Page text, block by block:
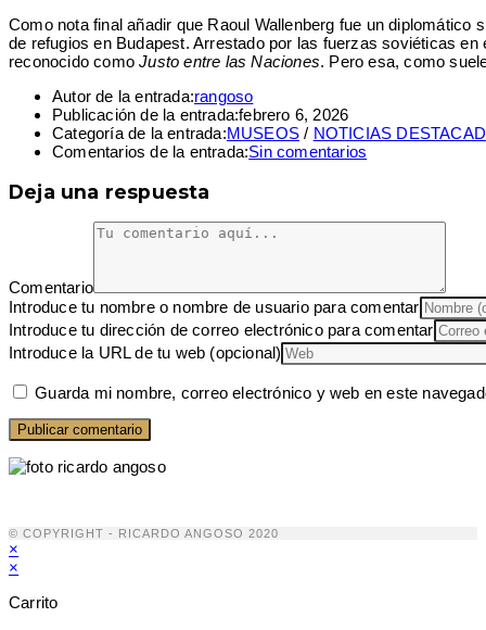
Como nota final añadir que Raoul Wallenberg fue un
de refugios en Budapest. Arrestado por las fuerzas soviéticas
reconocido comoJusto entre las Naciones. Pero esa, como
Autor de la entrada:rangoso
Publicación de la entrada:febrero 6, 2026
Categoría de la entrada:MUSEOS / NOTICIAS
Comentarios de la entrada:Sin comentarios
Deja una respuesta
Comentario
Introduce tu nombre o nombre de usuario para comentar
Introduce tu dirección de correo electrónico para comentar
Introduce la URL de tu web (opcional)
Guarda mi nombre, correo electrónico y web en este
© COPYRIGHT - RICARDO ANGOSO 2020
×
×
Carrito